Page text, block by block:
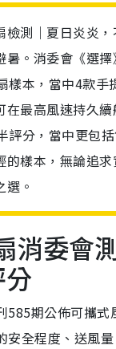
檢測｜夏日炎炎
暑。消委會《選
樣本，當中4款手
在最高風速持久
評分，當中更包
的樣本，無論追
。
消委會
585期公佈可攜式
安全程度、送風